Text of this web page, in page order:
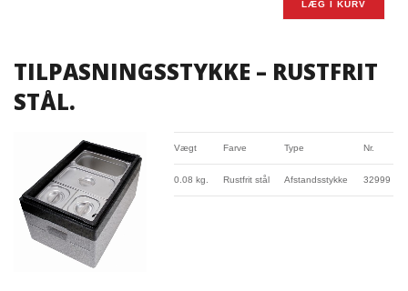
LÆG I KURV
TILPASNINGSSTYKKE – RUSTFRIT
STÅL.
Vægt Farve Type Nr.
0.08 kg. Rustfrit stål Afstandsstykke 32999